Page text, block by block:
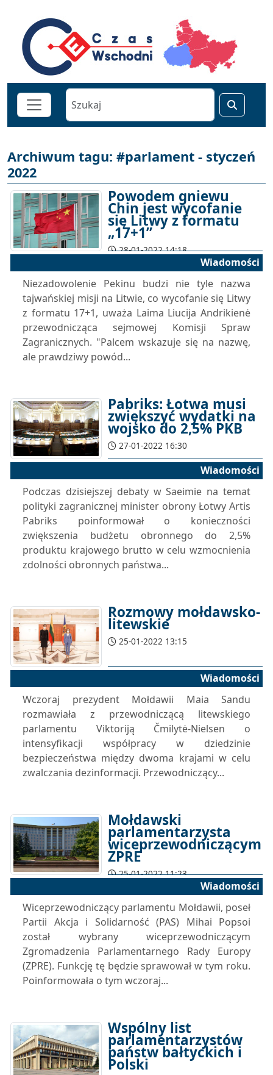
Archiwum tagu: #parlament - styczeń
2022
Powodem gniewu
Chin jest wycofanie
się Litwy z formatu
„17+1”
28-01-2022 14:18
Wiadomości
Niezadowolenie Pekinu budzi nie tyle nazwa
tajwańskiej misji na Litwie, co wycofanie się Litwy
z formatu 17+1, uważa Laima Liucija Andrikienė
przewodnicząca sejmowej Komisji Spraw
Zagranicznych. "Palcem wskazuje się na nazwę,
ale prawdziwy powód...
Pabriks: Łotwa musi
zwiększyć wydatki na
wojsko do 2,5% PKB
27-01-2022 16:30
Wiadomości
Podczas dzisiejszej debaty w Saeimie na temat
polityki zagranicznej minister obrony Łotwy Artis
Pabriks poinformował o konieczności
zwiększenia budżetu obronnego do 2,5%
produktu krajowego brutto w celu wzmocnienia
zdolności obronnych państwa...
Rozmowy mołdawsko-
litewskie
25-01-2022 13:15
Wiadomości
Wczoraj prezydent Mołdawii Maia Sandu
rozmawiała z przewodniczącą litewskiego
parlamentu Viktoriją Čmilytė-Nielsen o
intensyfikacji współpracy w dziedzinie
bezpieczeństwa między dwoma krajami w celu
zwalczania dezinformacji. Przewodniczący...
Mołdawski
parlamentarzysta
wiceprzewodniczącym
ZPRE
25-01-2022 11:23
Wiadomości
Wiceprzewodniczący parlamentu Mołdawii, poseł
Partii Akcja i Solidarność (PAS) Mihai Popsoi
został wybrany wiceprzewodniczącym
Zgromadzenia Parlamentarnego Rady Europy
(ZPRE). Funkcję tę będzie sprawował w tym roku.
Poinformowała o tym wczoraj...
Wspólny list
parlamentarzystów
państw bałtyckich i
Polski